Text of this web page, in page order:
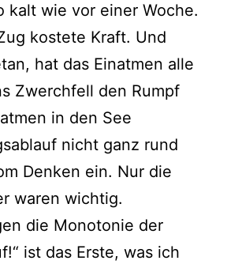
kalt wie vor einer Woche.
kostete Kraft. Und
hat das Einatmen alle
Zwerchfell den Rumpf
in den See
nicht ganz rund
Denken ein. Nur die
waren wichtig.
die Monotonie der
ist das Erste, was ich